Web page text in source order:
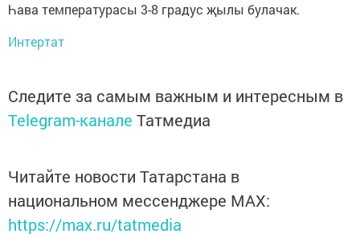
Һава температурасы 3-8 градус җылы булачак.
Интертат
Следите за самым важным и интересным в
Telegram-канале Татмедиа
Читайте новости Татарстана в
национальном мессенджере MАХ:
https://max.ru/tatmedia